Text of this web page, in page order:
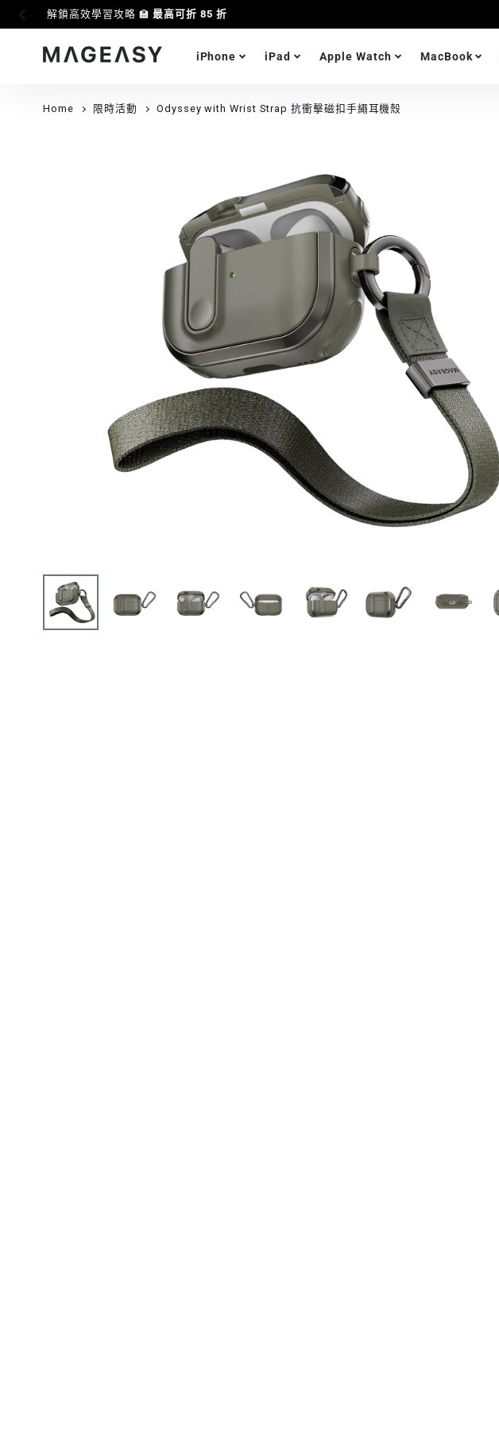
解鎖高效學習攻略 🏫最高可折 85 折
iPhone iPad Apple Watch MacBook
Home 限時活動 Odyssey with Wrist Strap 抗衝擊磁扣手繩耳機殼